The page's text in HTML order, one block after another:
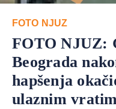
FOTO NJUZ
FOTO NJUZ:
Beograda
hapšenja
ulaznim